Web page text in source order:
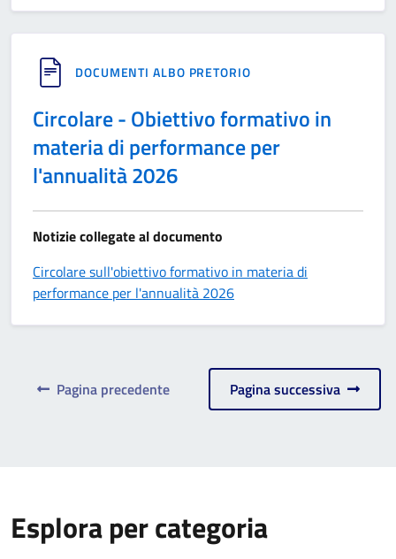
DOCUMENTI ALBO PRETORIO
Circolare - Obiettivo formativo in
materia di performance per
l'annualità 2026
Notizie collegate al documento
Circolare sull'obiettivo formativo in materia di
performance per l'annualità 2026
Pagina precedente Pagina successiva
Esplora per categoria